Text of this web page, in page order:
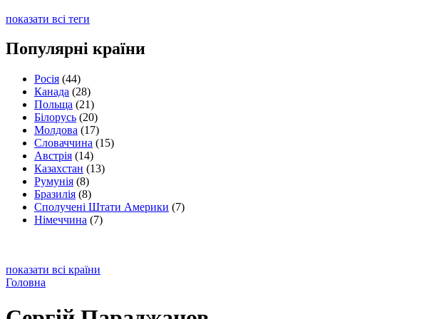
показати всі теги
Популярні країни
Росія (44)
Канада (28)
Польща (21)
Білорусь (20)
Молдова (17)
Словаччина (15)
Австрія (14)
Казахстан (13)
Румунія (8)
Бразилія (8)
Сполучені Штати Америки (7)
Німеччина (7)
показати всі країни
Головна